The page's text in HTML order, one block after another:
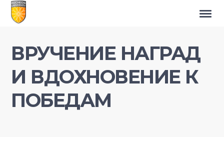
ВРУЧЕНИЕ НАГРАД
И ВДОХНОВЕНИЕ К
ПОБЕДАМ